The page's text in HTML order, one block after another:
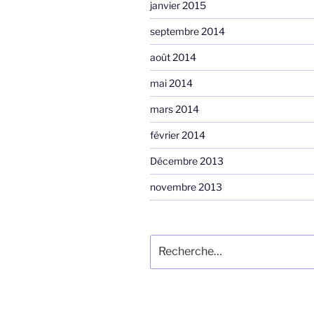
janvier 2015
septembre 2014
août 2014
mai 2014
mars 2014
février 2014
Décembre 2013
novembre 2013